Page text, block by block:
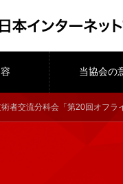
当協会の
者交流分科会「第20回オフラ